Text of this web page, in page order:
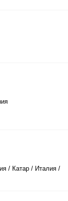
/ Катар / Италия /